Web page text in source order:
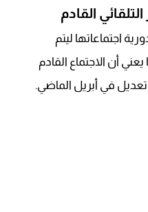
القادم
اجتماعاتها ليتم
يعني أن الاجتماع القادم